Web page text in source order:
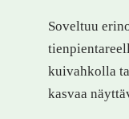
Soveltuu
kuivahkolla
kasvaa